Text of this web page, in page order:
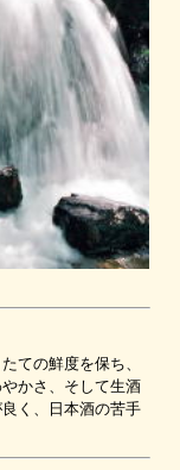
ての鮮度を保ち、
かさ、そして生酒
く、日本酒の苦手